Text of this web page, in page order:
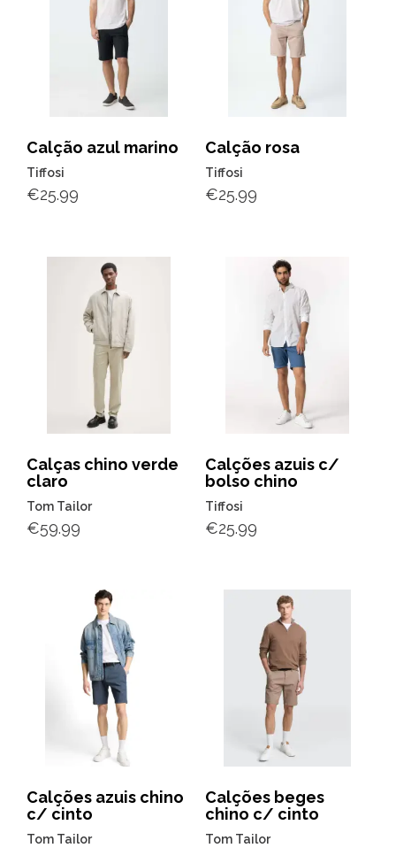
Calção azul marino
Tiffosi
€25.99
Calção rosa
Tiffosi
€25.99
Calças chino verde
claro
Tom Tailor
€59.99
Calções azuis c/
bolso chino
Tiffosi
€25.99
Calções azuis chino
c/ cinto
Tom Tailor
Calções beges
chino c/ cinto
Tom Tailor